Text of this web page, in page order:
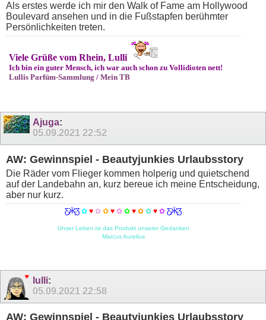
Als erstes werde ich mir den Walk of Fame am Hollywood
Boulevard ansehen und in die Fußstapfen berühmter
Persönlichkeiten treten.
Viele Grüße vom Rhein, Lulli
Ich bin ein guter Mensch, ich war auch schon zu Vollidioten nett!
Lullis Parfüm-Sammlung / Mein TB
Ajuga:
05.09.2021 22:52
AW: Gewinnspiel - Beautyjunkies Urlaubsstory
Die Räder vom Flieger kommen holperig und quietschend
auf der Landebahn an, kurz bereue ich meine Entscheidung,
aber nur kurz.
Ƹ̵̡Ӝ̵̨̄Ʒ ✿♥✿ ✿ ♥✿✿♥✿✿♥✿Ƹ̵̡Ӝ̵̨̄Ʒ
Unser Leben ist das Produkt unserer Gedanken
Marcus Aurelius
lulli:
05.09.2021 22:58
AW: Gewinnspiel - Beautyjunkies Urlaubsstory